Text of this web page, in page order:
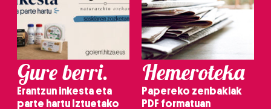
Gure berri.
Erantzun inkesta eta
parte hartu Iztuetako
Hemeroteka
Papereko zenbakiak
PDF formatuan